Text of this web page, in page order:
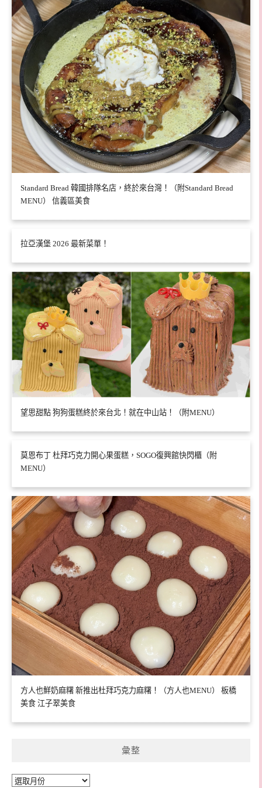
Standard Bread 韓國排隊名店，終於來台灣！（附Standard Bread
MENU） 信義區美食
拉亞漢堡 2026 最新菜單！
望思甜點 狗狗蛋糕終於來台北！就在中山站！（附MENU）
莫恩布丁 杜拜巧克力開心果蛋糕，SOGO復興館快閃櫃（附
MENU）
方人也鮮奶麻糬 新推出杜拜巧克力麻糬！（方人也MENU） 板橋
美食 江子翠美食
彙整
彙